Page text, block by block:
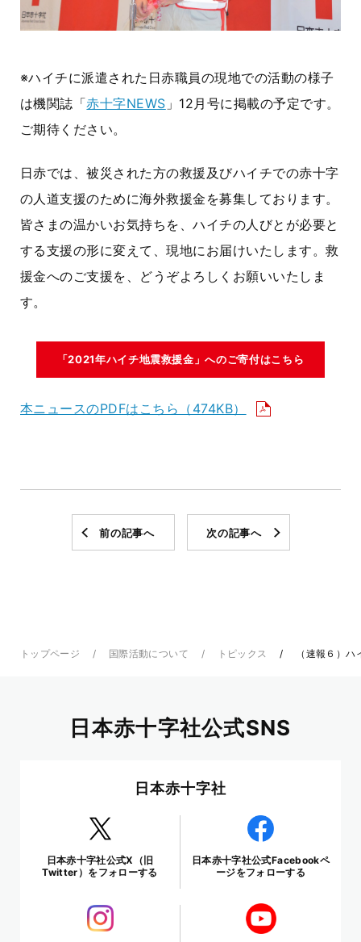
※ハイチに派遣された日赤職員の現地での活動の様子
は機関誌「赤十字NEWS 」 12月号に掲載の予定です。
ご期待ください。
日赤では、被災された方の救援及びハイチでの赤十字
の人道支援のために海外救援金を募集しております。
皆さまの温かいお気持ちを、ハイチの人びとが必要と
する支援の形に変えて、現地にお届けいたします。救
援金へのご支援を、どうぞよろしくお願いいたしま
す。
「2021年ハイチ地震救援金」へのご寄付はこちら
本ニュースのPDFはこちら（474KB）
前の記事へ 次の記事へ
トップページ 国際活動について トピックス （速報６）
日本赤十字社公式SNS
日本赤十字社
日本赤十字社公式X（旧
Twitter）をフォローする
日本赤十字社公式Facebookペ
ージをフォローする